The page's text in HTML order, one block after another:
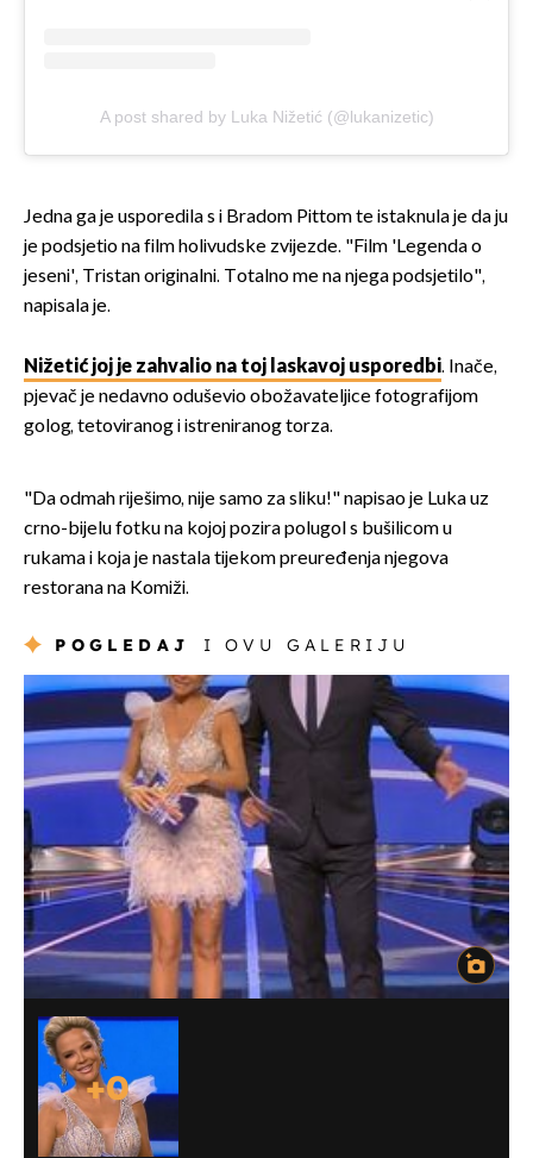
A post shared by Luka Nižetić (@lukanizetic)
Jedna ga je usporedila s i Bradom Pittom te istaknula je da ju
je podsjetio na film holivudske zvijezde. "Film 'Legenda o
jeseni', Tristan originalni. Totalno me na njega podsjetilo",
napisala je.
Nižetić joj je zahvalio na toj laskavoj usporedbi. Inače,
pjevač je nedavno oduševio obožavateljice fotografijom
golog, tetoviranog i istreniranog torza.
"Da odmah riješimo, nije samo za sliku!" napisao je Luka uz
crno-bijelu fotku na kojoj pozira polugol s bušilicom u
rukama i koja je nastala tijekom preuređenja njegova
restorana na Komiži.
POGLEDAJ I OVU GALERIJU
+0